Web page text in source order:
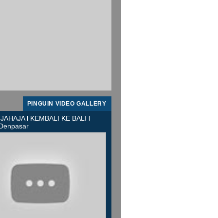
PINGUIN VIDEO GALLERY
l KEMBALI KE BALI l